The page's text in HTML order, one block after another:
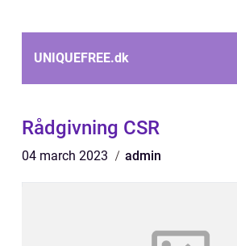
UNIQUEFREE.dk
Rådgivning CSR
04 march 2023 admin